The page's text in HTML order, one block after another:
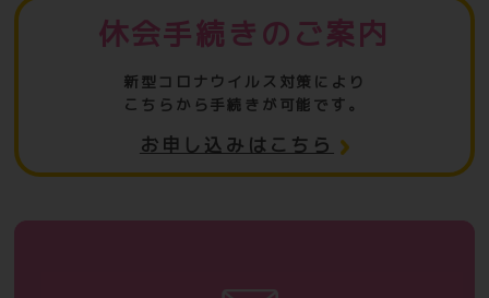
休会手続きのご案内
新型コロナウイルス対策により
こちらから手続きが可能です。
お申し込みはこちら